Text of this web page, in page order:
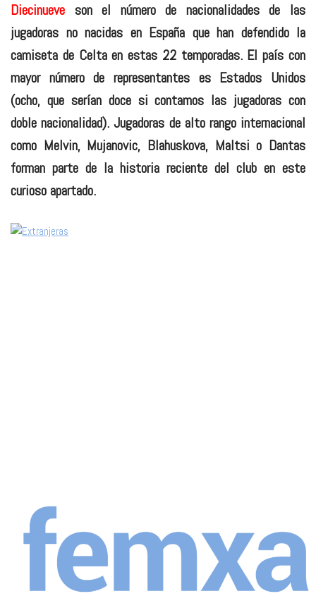
Diecinueve son el número de nacionalidades de las
jugadoras no nacidas en España que han defendido la
camiseta de Celta en estas 22 temporadas. El país con
mayor número de representantes es Estados Unidos
(ocho, que serían doce si contamos las jugadoras con
doble nacionalidad). Jugadoras de alto rango internacional
como Melvin, Mujanovic, Blahuskova, Maltsi o Dantas
forman parte de la historia reciente del club en este
curioso apartado.